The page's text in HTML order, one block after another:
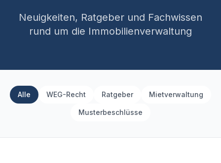
Neuigkeiten, Ratgeber und Fachwissen
rund um die Immobilienverwaltung
Alle WEG-Recht Ratgeber Mietverwaltung
Musterbeschlüsse